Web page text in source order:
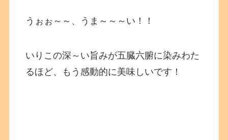
うぉぉ～～、うま～～～い！！
いりこの深～い旨みが五臓六腑に染みわた
るほど、もう感動的に美味しいです！